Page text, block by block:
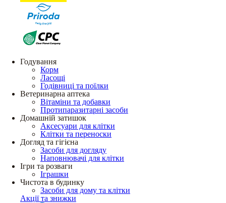
Годування
Корм
Ласощі
Годівниці та поїлки
Ветеринарна аптека
Вітаміни та добавки
Протипаразитарні засоби
Домашній затишок
Аксесуари для клітки
Клітки та переноски
Догляд та гігієна
Засоби для догляду
Наповнювачі для клітки
Ігри та розваги
Іграшки
Чистота в будинку
Засоби для дому та клітки
Акції та знижки